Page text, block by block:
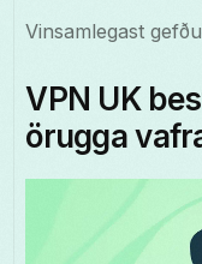
Íslenska
Vinsamlegast
VPN UK
örugga